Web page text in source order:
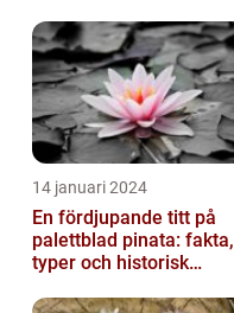
14 januari 2024
En fördjupande titt på
palettblad pinata: fakta,
typer och historisk